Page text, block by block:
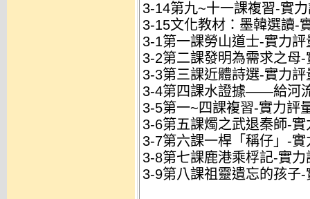
3-14第九~十一課複習-實
3-15文化教材：墨韓選讀-
3-1第一課勞山道士-實力
3-2第二課發明為需求之母
3-3第三課近體詩選-實力
3-4第四課水證據——給河
3-5第一~四課複習-實力評
3-6第五課燭之武退秦師-
3-7第六課一桿「稱仔」-
3-8第七課鹿港乘桴記-實
3-9第八課祖靈遺忘的孩子